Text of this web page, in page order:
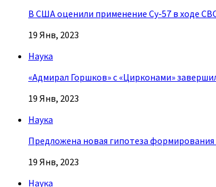
В США оценили применение Су-57 в ходе
19 Янв, 2023
Наука
«Адмирал Горшков» с «Цирконами»
19 Янв, 2023
Наука
Предложена новая гипотеза формирования
19 Янв, 2023
Наука